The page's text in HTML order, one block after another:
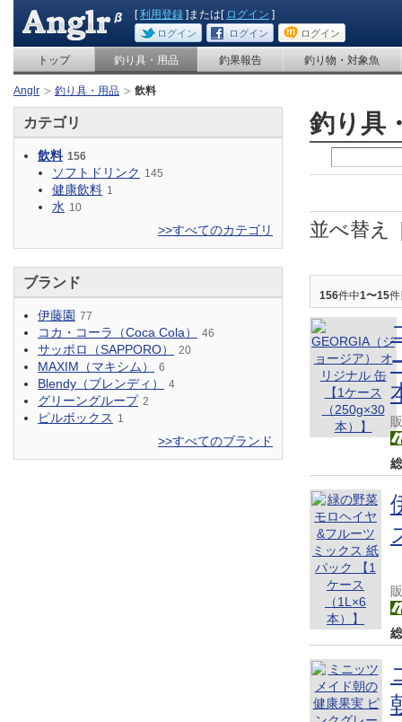
[利用登録 ]または[ ログイン ]
ログイン ログイン ログイン
トップ 釣り具・用品 釣果報告 釣り物・対象魚
Anglr 釣り具・用品 飲料
釣り具
並べ替え
156件中1〜15
カテゴリ
飲料 156
ソフトドリンク 145
健康飲料 1
水 10
>>すべてのカテゴリ
ブランド
伊藤園 77
コカ・コーラ（Coca Cola） 46
サッポロ（SAPPORO） 20
MAXIM（マキシム） 6
Blendy（ブレンディ） 4
グリーングループ 2
ピルボックス 1
>>すべてのブランド